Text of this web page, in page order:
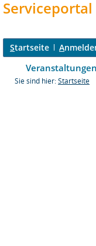
Startseite A
Veranstaltungen
Sie sind hier: Startseite